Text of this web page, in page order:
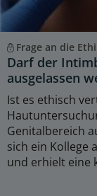
Frage an die
Darf der
ausgelassen
Ist es ethisch
Genitalbereich
sich ein Kollege
und erhielt eine